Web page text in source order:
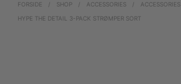
FORSIDE / SHOP / ACCESSORIES / ACCESSORIES
HYPE THE DETAIL 3-PACK STRØMPER SORT